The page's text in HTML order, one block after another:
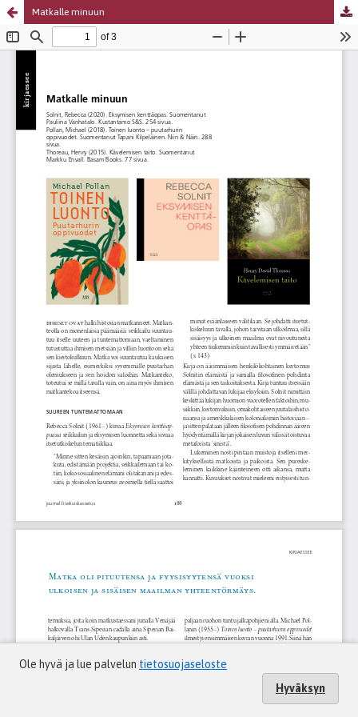
Matkalle minuun
Ole hyvä ja lue palvelun tietosuojaseloste
Hyväksyn
Palvelua ylläpitää